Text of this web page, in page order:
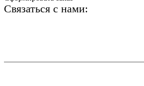
Связаться с нами: